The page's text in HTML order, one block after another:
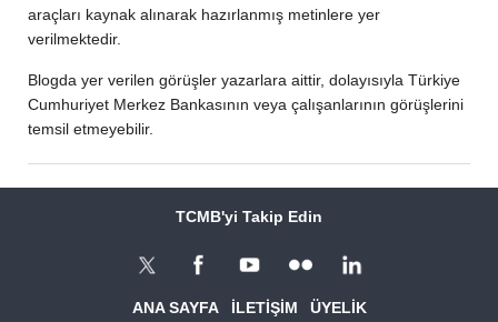
araçları kaynak alınarak hazırlanmış metinlere yer
verilmektedir.
Blogda yer verilen görüşler yazarlara aittir, dolayısıyla Türkiye
Cumhuriyet Merkez Bankasının veya çalışanlarının görüşlerini
temsil etmeyebilir.
TCMB'yi Takip Edin
ANA SAYFA İLETİŞİM ÜYELİK